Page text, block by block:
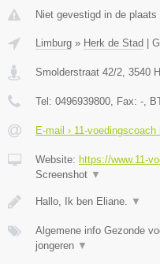
Niet gevestigd in de
Limburg » Herk de Stad
Smolderstraat 42/2, 3540
Tel: 0496939800, Fax: -,
E-mail › 11-
Website: https://www.11-
Screenshot ▼
Hallo, Ik ben Eliane. ▼
Algemene info Gezonde
jongeren ▼